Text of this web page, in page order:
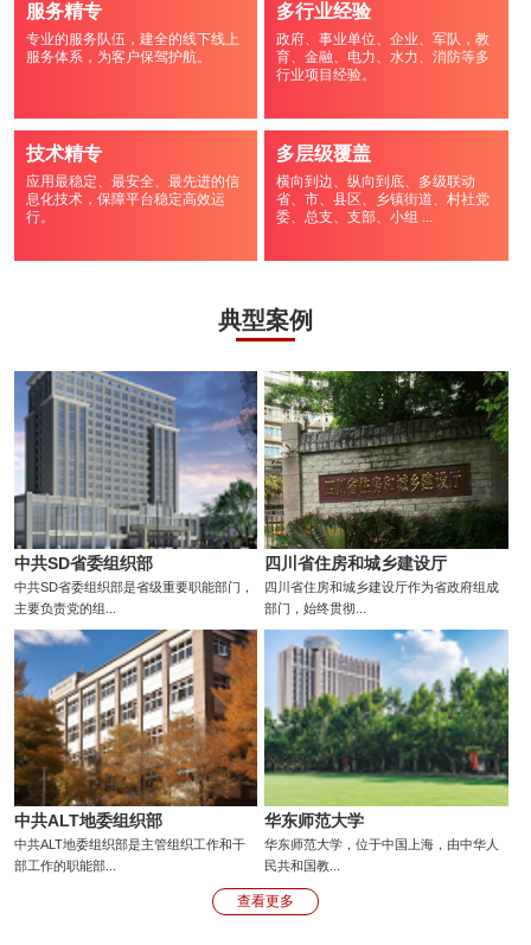
服务精专
专业的服务队伍，建全的线下线上
服务体系，为客户保驾护航。
多行业经验
政府、事业单位、企业、军队，教
育、金融、电力、水力、消防等多
行业项目经验。
技术精专
应用最稳定、最安全、最先进的信
息化技术，保障平台稳定高效运
行。
多层级覆盖
横向到边、纵向到底、多级联动
省、市、县区、乡镇街道、村社党
委、总支、支部、小组 ...
典型案例
中共SD省委组织部
中共SD省委组织部是省级重要职能部门，
主要负责党的组...
四川省住房和城乡建设厅
四川省住房和城乡建设厅作为省政府组成
部门，始终贯彻...
中共ALT地委组织部
中共ALT地委组织部是主管组织工作和干
部工作的职能部...
华东师范大学
华东师范大学，位于中国上海，由中华人
民共和国教...
查看更多